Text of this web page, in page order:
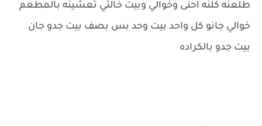
طلعنه كلنه احنى وخوالي وبيت خالتي تعشينه بالمطعم
خوالي جانو كل واحد بيت وحد بس بصف بيت جدو جان
بيت جدو بالكراده